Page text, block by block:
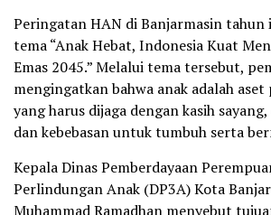
Peringatan HAN di Banjarmasin tahun
tema “Anak Hebat, Indonesia Kuat
Emas 2045.” Melalui tema tersebut,
mengingatkan bahwa anak adalah
yang harus dijaga dengan kasih
dan kebebasan untuk tumbuh serta
Kepala Dinas Pemberdayaan
Perlindungan Anak (DP3A) Kota
Muhammad Ramadhan menyebut